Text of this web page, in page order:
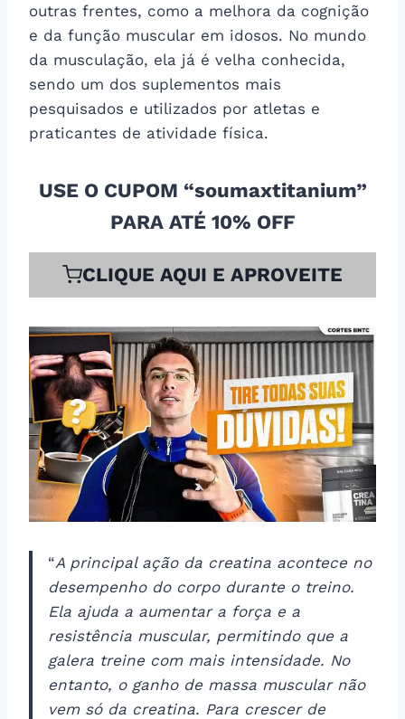
outras frentes, como a melhora da cognição
e da função muscular em idosos. No mundo
da musculação, ela já é velha conhecida,
sendo um dos suplementos mais
pesquisados e utilizados por atletas e
praticantes de atividade física.
USE O CUPOM “soumaxtitanium”
PARA ATÉ 10% OFF
CLIQUE AQUI E APROVEITE
“A principal ação da creatina acontece no
desempenho do corpo durante o treino.
Ela ajuda a aumentar a força e a
resistência muscular, permitindo que a
galera treine com mais intensidade. No
entanto, o ganho de massa muscular não
vem só da creatina. Para crescer de